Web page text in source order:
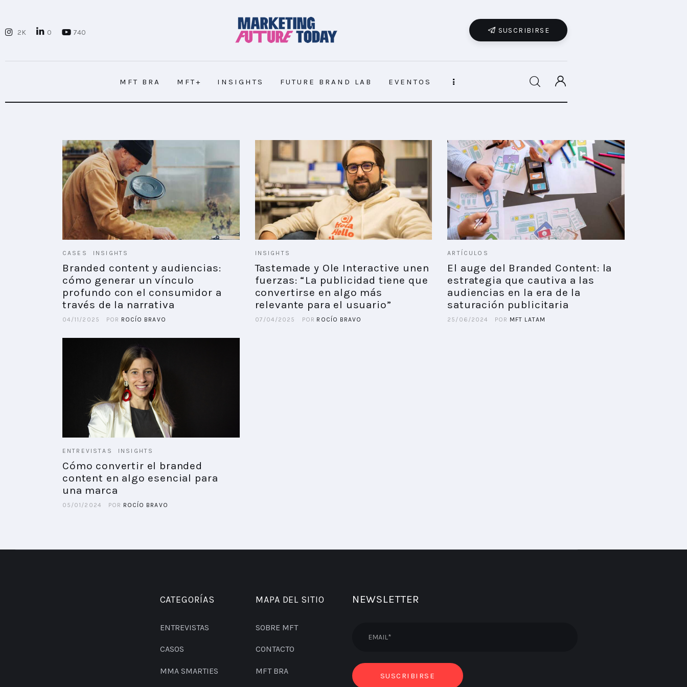
2K 0 740 SUSCRIBIRSE
MFT BRA MFT+ INSIGHTS FUTURE BRAND LAB EVENTOS
MFT+
INSIGHTS
NOVEDADES DE LOS MIEMBROS
CASES INSIGHTS
Branded content y audiencias:
cómo generar un vínculo
profundo con el consumidor a
través de la narrativa
04/11/2025 POR ROCÍO BRAVO
INSIGHTS
Tastemade y Ole Interactive unen
fuerzas: “La publicidad tiene que
convertirse en algo más
relevante para el usuario”
07/04/2025 POR ROCÍO BRAVO
ARTÍCULOS
El auge del Branded Content: la
estrategia que cautiva a las
audiencias en la era de la
saturación publicitaria
25/06/2024 POR MFT LATAM
ENTREVISTAS INSIGHTS
Cómo convertir el branded
content en algo esencial para
una marca
05/01/2024 POR ROCÍO BRAVO
CATEGORÍAS
ENTREVISTAS
CASOS
MMA SMARTIES
MAPA DEL SITIO
SOBRE MFT
CONTACTO
MFT BRA
NEWSLETTER